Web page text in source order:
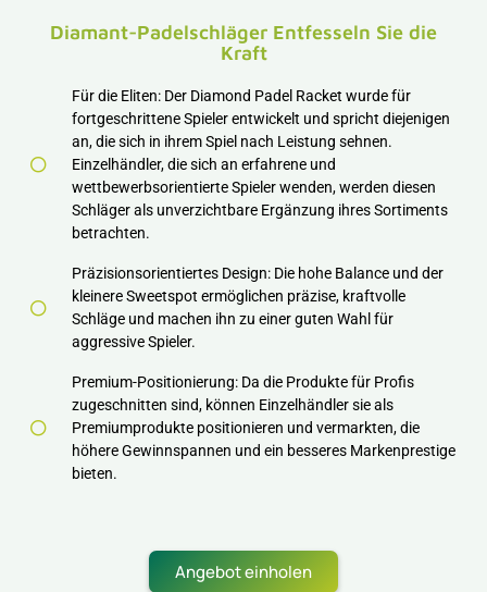
Diamant-Padelschläger Entfesseln Sie die
Kraft
Für die Eliten: Der Diamond Padel Racket wurde für
fortgeschrittene Spieler entwickelt und spricht diejenigen
an, die sich in ihrem Spiel nach Leistung sehnen.
Einzelhändler, die sich an erfahrene und
wettbewerbsorientierte Spieler wenden, werden diesen
Schläger als unverzichtbare Ergänzung ihres Sortiments
betrachten.
Präzisionsorientiertes Design: Die hohe Balance und der
kleinere Sweetspot ermöglichen präzise, kraftvolle
Schläge und machen ihn zu einer guten Wahl für
aggressive Spieler.
Premium-Positionierung: Da die Produkte für Profis
zugeschnitten sind, können Einzelhändler sie als
Premiumprodukte positionieren und vermarkten, die
höhere Gewinnspannen und ein besseres Markenprestige
bieten.
Angebot einholen